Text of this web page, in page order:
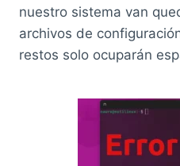
nuestro sistema van
archivos de
restos solo ocuparán